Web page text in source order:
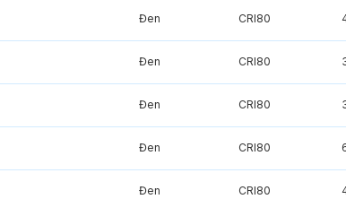
Đen CRI80
Đen CRI80
Đen CRI80
Đen CRI80
Đen CRI80